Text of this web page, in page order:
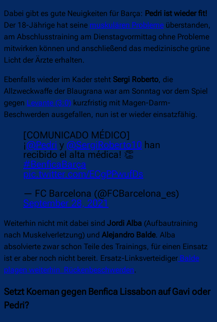
Dabei gibt es gute Neuigkeiten für Barça: Pedri ist wieder fit!
Der 18-Jährige hat seine muskulären Probleme überstanden,
am Abschlusstraining am Dienstagvormittag ohne Probleme
mitwirken können und anschließend das medizinische grüne
Licht der Ärzte erhalten.
Ebenfalls wieder im Kader steht Sergi Roberto, die
Allzweckwaffe der Blaugrana war am Sonntag vor dem Spiel
gegen Levante (3:0) kurzfristig mit Magen-Darm-
Beschwerden ausgefallen, nun ist er wieder einsatzfähig.
[COMUNICADO MÉDICO]
¡@Pedri y @SergiRoberto10 han
recibido el alta médica! 👏
#BenficaBarça
pic.twitter.com/ECgPPwufDs
— FC Barcelona (@FCBarcelona_es)
September 28, 2021
Weiterhin nicht mit dabei sind Jordi Alba (Aufbautraining
nach Muskelverletzung) und Alejandro Balde. Alba
absolvierte zwar schon Teile des Trainings, für einen Einsatz
ist er aber noch nicht bereit. Ersatz-Linksverteidiger Balde
plagen weiterhin Rückenbeschwerden.
Setzt Koeman gegen Benfica Lissabon auf Gavi oder
Pedri?